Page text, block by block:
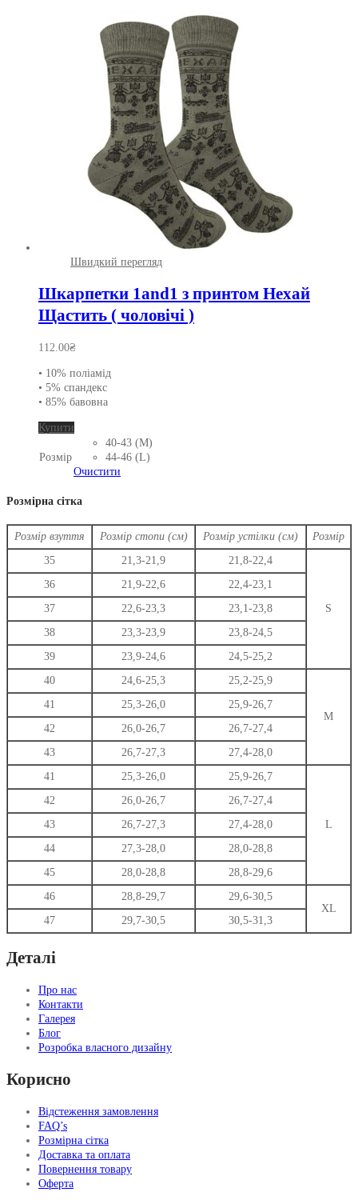
можна
вибрати
сторінці
Швидкий перегляд
Шкарпетки 1and1 з принтом Нехай
Щастить ( чоловічі )
112.00₴
• 10% поліамід
• 5% спандекс
• 85% бавовна
Купити
товар
кілька
Параметри
вибрати
на
товару
Розмір
40-43 (M)
44-46 (L)
Очистити
Розмірна сітка
Розмір взуття Розмір стопи (см) Розмір устілки (см)
Розмір
35
21,3-21,9 21,8-22,4
S
36 21,9-22,6
22,4-23,1
37
22,6-23,3
23,1-23,8
38
23,3-23,9
23,8-24,5
39
23,9-24,6
24,5-25,2
40
24,6-25,3 25,2-25,9
M
41 25,3-26,0
25,9-26,7
42
26,0-26,7
26,7-27,4
43
26,7-27,3
27,4-28,0
41
25,3-26,0 25,9-26,7
L
42 26,0-26,7
26,7-27,4
43
26,7-27,3
27,4-28,0
44
27,3-28,0
28,0-28,8
45
28,0-28,8
28,8-29,6
46
28,8-29,7
29,6-30,5
XL
47
29,7-30,5 30,5-31,3
Деталі
Про нас
Контакти
Галерея
Блог
Розробка власного дизайну
Корисно
Відстеження замовлення
FAQ’s
Розмірна сітка
Доставка та оплата
Повернення товару
Оферта